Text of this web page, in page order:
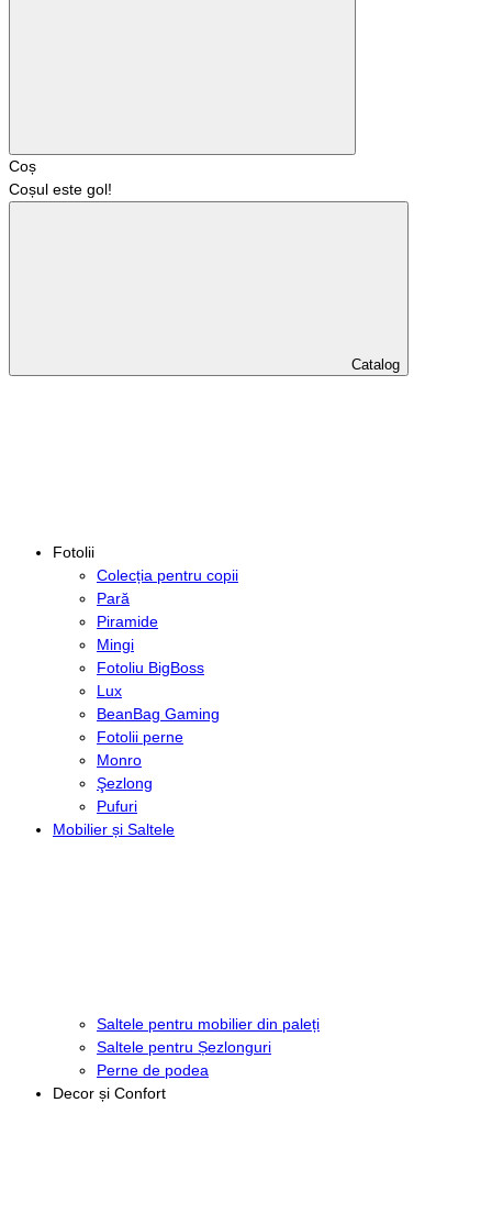
Coș
Coșul este gol!
Catalog
Fotolii
Colecția pentru copii
Pară
Piramide
Mingi
Fotoliu BigBoss
Lux
BeanBag Gaming
Fotolii perne
Monro
Şezlong
Pufuri
Mobilier și Saltele
Saltele pentru mobilier din paleți
Saltele pentru Șezlonguri
Perne de podea
Decor și Confort